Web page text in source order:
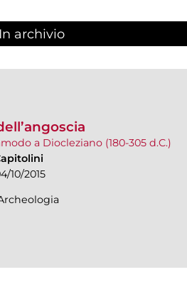
In archivio
a Diocleziano (180-305 d.C.)
10/2015